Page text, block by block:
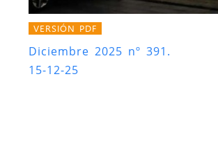
VERSIÓN PDF
Diciembre 2025 nº 391.
15-12-25